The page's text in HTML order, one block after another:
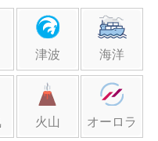
津波 海洋
火山 オーロラ